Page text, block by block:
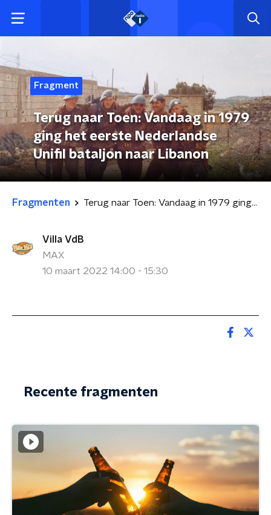
Fragment
Terug naar Toen: Vandaag in 1979
ging het eerste Nederlandse
Unifil bataljon naar Libanon
Fragmenten Terug naar Toen: Vandaag in 1979 ging het eerste Nederlandse Unifil bataljon naar Libanon
Villa VdB
MAX
10 maart 2022 14:00 - 15:30
Recente fragmenten